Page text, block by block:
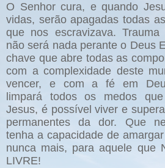
O Senhor cura, e quando
vidas, serão apagadas todas
que nos escravizava.
não será nada perante o Deus
chave que abre todas as
com a complexidade deste
vencer, e com a fé em
limpará todos os medos
Jesus, é possível viver e
permanentes da dor. Que
tenha a capacidade de
nunca mais, para aquele que
LIVRE!